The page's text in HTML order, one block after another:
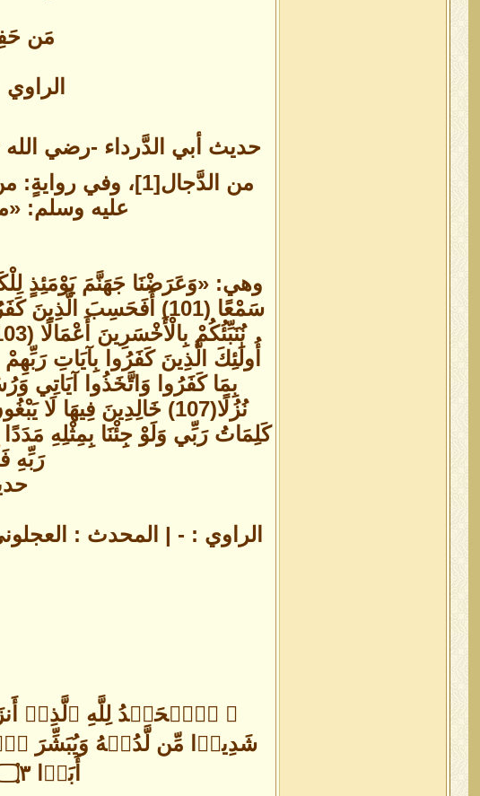
مَن
حديث أبي الدَّرداء -رضي
عليه وسلم:
رَبِّهِ
أَبَدࣰا ۝٣ وَیُنذِرَ ٱلَّذِینَ قَالُوا۟ ٱتَّخَذَ ٱللَّهُ وَلَدࣰا ۝٤﴾ [الكهف ١-٤]